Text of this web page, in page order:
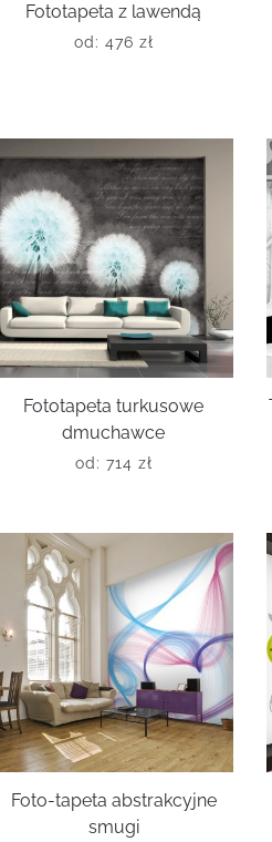
Fototapeta z lawendą
od: 476 zł
Fototapeta turkusowe
dmuchawce
od: 714 zł
Foto-tapeta abstrakcyjne
smugi